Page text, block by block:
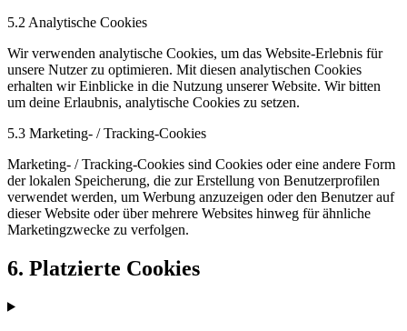
5.2 Analytische Cookies
Wir verwenden analytische Cookies, um das Website-Erlebnis für
unsere Nutzer zu optimieren. Mit diesen analytischen Cookies
erhalten wir Einblicke in die Nutzung unserer Website. Wir bitten
um deine Erlaubnis, analytische Cookies zu setzen.
5.3 Marketing- / Tracking-Cookies
Marketing- / Tracking-Cookies sind Cookies oder eine andere Form
der lokalen Speicherung, die zur Erstellung von Benutzerprofilen
verwendet werden, um Werbung anzuzeigen oder den Benutzer auf
dieser Website oder über mehrere Websites hinweg für ähnliche
Marketingzwecke zu verfolgen.
6. Platzierte Cookies